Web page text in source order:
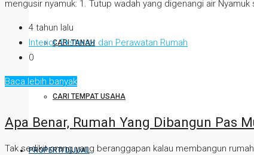
CARI TANAH
CARI TEMPAT USAHA
PROPERTI DIJUAL
mengusir nyamuk: 1. Tutup wadah yang digenangi air Nyamuk
4 tahun lalu
Interior, Eksterior dan Perawatan Rumah
0
Baca lebih banyak
Apa Benar, Rumah Yang Dibangun Pas
Tak sedikit orang yang beranggapan kalau membangun